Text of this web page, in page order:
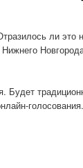
ли это
голосования.